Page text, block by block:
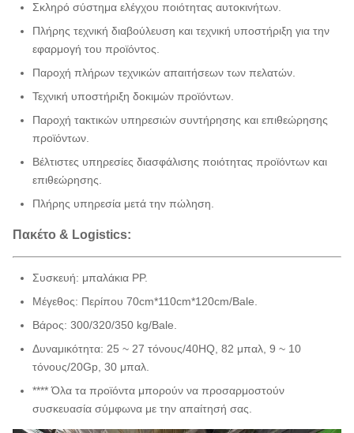
Σκληρό σύστημα ελέγχου ποιότητας αυτοκινήτων.
Πλήρης τεχνική διαβούλευση και τεχνική υποστήριξη για την
εφαρμογή του προϊόντος.
Παροχή πλήρων τεχνικών απαιτήσεων των πελατών.
Τεχνική υποστήριξη δοκιμών προϊόντων.
Παροχή τακτικών υπηρεσιών συντήρησης και επιθεώρησης
προϊόντων.
Βέλτιστες υπηρεσίες διασφάλισης ποιότητας προϊόντων και
επιθεώρησης.
Πλήρης υπηρεσία μετά την πώληση.
Πακέτο & Logistics:
Συσκευή: μπαλάκια PP.
Μέγεθος: Περίπου 70cm*110cm*120cm/Bale.
Βάρος: 300/320/350 kg/Bale.
Δυναμικότητα: 25 ~ 27 τόνους/40HQ, 82 μπαλ, 9 ~ 10
τόνους/20Gp, 30 μπαλ.
**** Όλα τα προϊόντα μπορούν να προσαρμοστούν
συσκευασία σύμφωνα με την απαίτησή σας.